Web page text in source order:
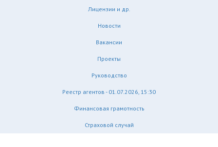
Лицензии и др.
Новости
Вакансии
Проекты
Руководство
Реестр агентов - 01.07.2026, 15:30
Финансовая грамотность
Страховой случай